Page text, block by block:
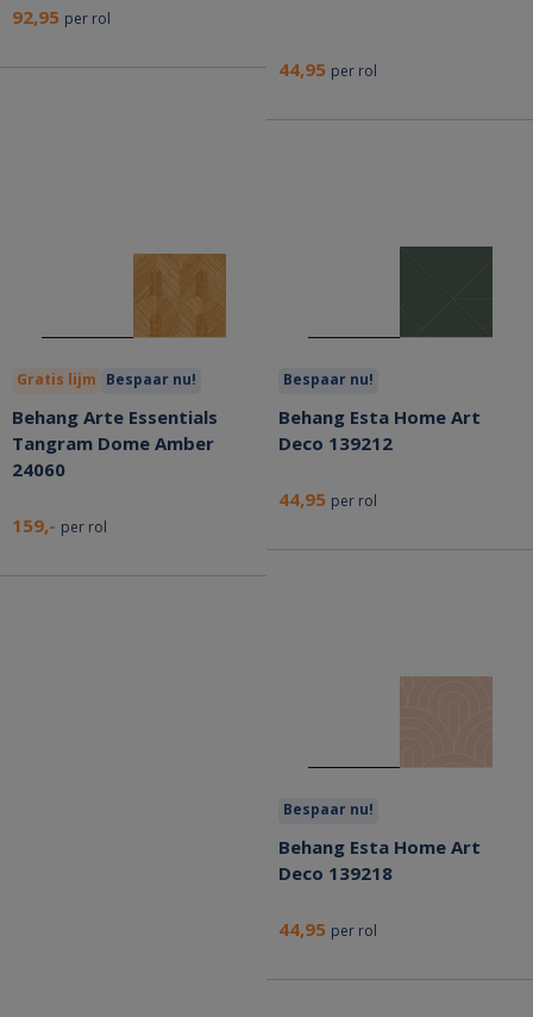
92,95 per rol
44,95 per rol
Gratis lijm Bespaar nu!
Behang Arte Essentials
Tangram Dome Amber
24060
159,- per rol
Bespaar nu!
Behang Esta Home Art
Deco 139212
44,95 per rol
Bespaar nu!
Behang Esta Home Art
Deco 139218
44,95 per rol